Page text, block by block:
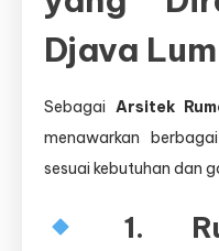
Djava
Sebagai Arsitek
menawarkan
sesuai kebutuhan dan
1.